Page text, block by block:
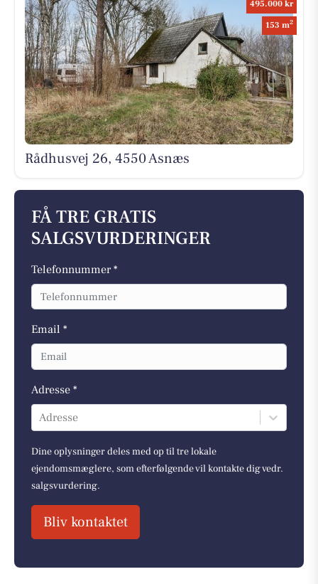
495.000 kr
153 m2
Rådhusvej 26, 4550 Asnæs
FÅ TRE GRATIS
SALGSVURDERINGER
Telefonnummer *
Email *
Adresse *
Adresse
Dine oplysninger deles med op til tre lokale
ejendomsmæglere, som efterfølgende vil kontakte dig vedr.
salgsvurdering.
Bliv kontaktet